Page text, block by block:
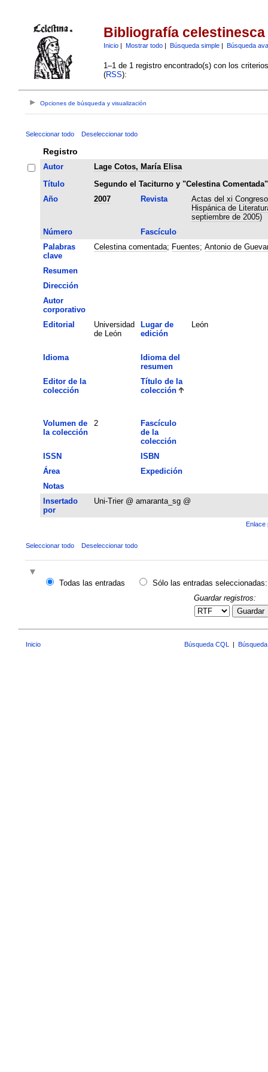
Bibliografía celestinesca
Inicio| Mostrar todo| Búsqueda simple| Búsqueda
1–1 de 1 registro encontrado(s) con los
(RSS):
Opciones de búsqueda y visualización
Seleccionar todo Deseleccionar todo
Registro
Autor
Lage Cotos, María Elisa
Título
Segundo el Taciturno y "Celestina
Año
2007 Revista
Actas del xi
Hispánica de
septiembre de 2005)
Número
Fascículo
Palabras
clave
Celestina comentada; Fuentes; Antonio de
Resumen
Dirección
Autor
corporativo
Editorial
Universidad
de León
Lugar de
edición
León
Idioma
Idioma del
resumen
Editor de la
colección
Título de la
colección
Volumen de
la colección
2
Fascículo
de la
colección
ISSN
ISBN
Área
Expedición
Notas
Insertado
por
Uni-Trier @ amaranta_sg @
Enlace
Seleccionar todo Deseleccionar todo
Todas las entradas
Sólo las entradas seleccionadas:
Guardar registros:
Guardar
Inicio Búsqueda CQL